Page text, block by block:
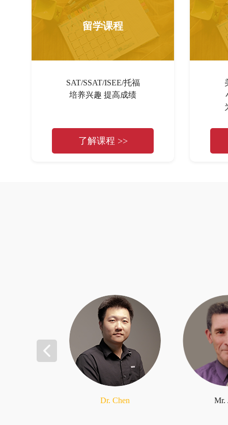
留学课程
SAT/SSAT/ISEE/托福
培养兴趣 提高成绩
了解课程 >>
Dr. Chen Mr.